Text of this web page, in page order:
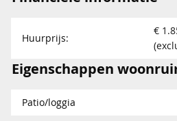
Huurprijs:
€
Eigenschappen
Patio/loggia